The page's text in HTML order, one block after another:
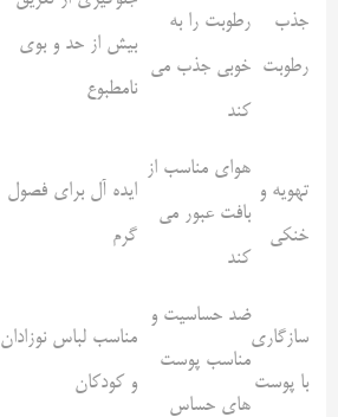
جذب
رطوبت
رطوبت را به
خوبی جذب می
کند
بیش از حد و بوی
نامطبوع
تهویه و
خنکی
هوای مناسب از
بافت عبور می
کند
ایده آل برای فصول
گرم
سازگاری
با پوست
ضد حساسیت و
مناسب پوست
های حساس
مناسب لباس نوزادان
و کودکان